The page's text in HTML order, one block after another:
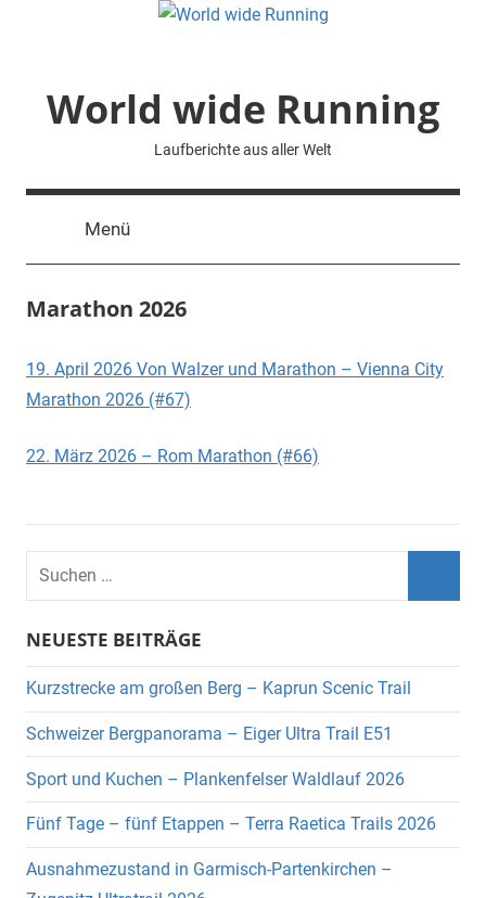
World wide Running
Laufberichte aus aller Welt
Menü
Marathon 2026
19. April 2026 Von Walzer und Marathon – Vienna City
Marathon 2026 (#67)
22. März 2026 – Rom Marathon (#66)
Suchen
nach:
NEUESTE BEITRÄGE
Kurzstrecke am großen Berg – Kaprun Scenic Trail
Schweizer Bergpanorama – Eiger Ultra Trail E51
Sport und Kuchen – Plankenfelser Waldlauf 2026
Fünf Tage – fünf Etappen – Terra Raetica Trails 2026
Ausnahmezustand in Garmisch-Partenkirchen –